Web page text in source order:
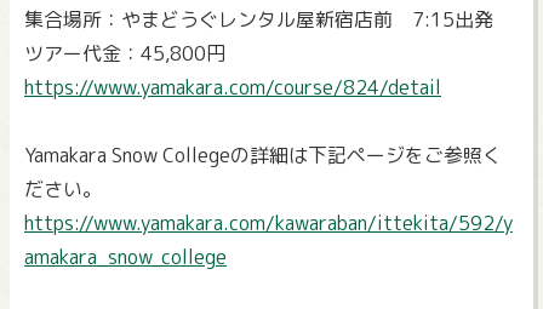
集合場所：やまどうぐレンタル屋新宿店前 7:15出発
ツアー代金：45,800円
https://www.yamakara.com/course/824/detail
Yamakara Snow Collegeの詳細は下記ページをご参照く
ださい。
https://www.yamakara.com/kawaraban/ittekita/592/y
amakara_snow_college